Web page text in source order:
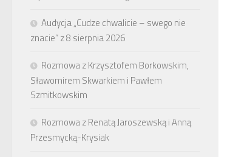
Audycja „Cudze chwalicie – swego nie
znacie” z 8 sierpnia 2026
Rozmowa z Krzysztofem Borkowskim,
Sławomirem Skwarkiem i Pawłem
Szmitkowskim
Rozmowa z Renatą Jaroszewską i Anną
Przesmycką-Krysiak